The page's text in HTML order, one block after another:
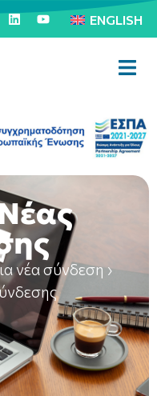
ENGLISH
νέα σύνδεση›